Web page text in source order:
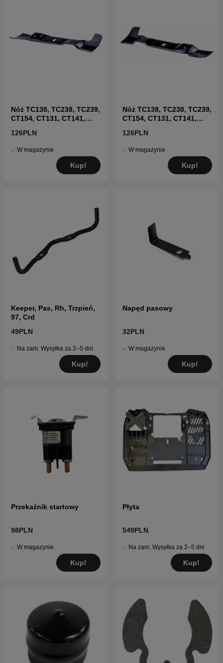
Nóż TC138, TC238, TC239,
CT154, CT131, CT141,
126PLN
W magazynie
Kup!
Nóż TC138, TC238, TC239,
CT154, CT131, CT141,
126PLN
W magazynie
Kup!
Keeper, Pas, Rh, Trzpień,
97, Crd
49PLN
Na zam. Wysyłka za 2–5 dni
Kup!
Napęd pasowy
32PLN
W magazynie
Kup!
Przekaźnik startowy
98PLN
W magazynie
Kup!
Płyta
549PLN
Na zam. Wysyłka za 2–5 dni
Kup!